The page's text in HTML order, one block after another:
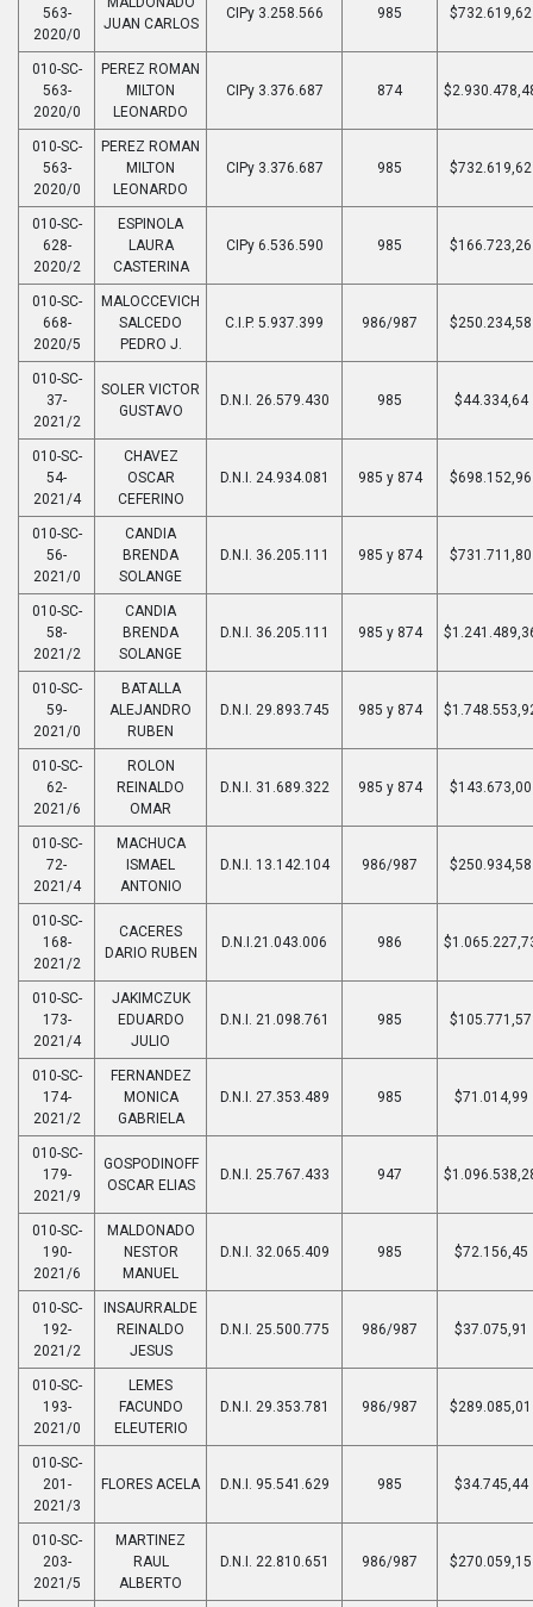
563-
2020/0
JUAN CARLOS
CIPy 3.258.566 985 $732.619,62
010-SC-
563-
2020/0
PEREZ ROMAN
MILTON
LEONARDO
CIPy 3.376.687 874
010-SC-
563-
2020/0
PEREZ ROMAN
MILTON
LEONARDO
CIPy 3.376.687 985 $732.619,62
010-SC-
628-
2020/2
ESPINOLA
LAURA
CASTERINA
CIPy 6.536.590 985 $166.723,26
010-SC-
668-
2020/5
MALOCCEVICH
SALCEDO
PEDRO J.
C.I.P. 5.937.399 986/987 $250.234,58
010-SC-
37-
2021/2
SOLER VICTOR
GUSTAVO
D.N.I. 26.579.430 985 $44.334,64
010-SC-
54-
2021/4
CHAVEZ
OSCAR
CEFERINO
D.N.I. 24.934.081 985 y 874 $698.152,96
010-SC-
56-
2021/0
CANDIA
BRENDA
SOLANGE
D.N.I. 36.205.111 985 y 874 $731.711,80
010-SC-
58-
2021/2
CANDIA
BRENDA
SOLANGE
D.N.I. 36.205.111 985 y 874
010-SC-
59-
2021/0
BATALLA
ALEJANDRO
RUBEN
D.N.I. 29.893.745 985 y 874
010-SC-
62-
2021/6
ROLON
REINALDO
OMAR
D.N.I. 31.689.322 985 y 874 $143.673,00
010-SC-
72-
2021/4
MACHUCA
ISMAEL
ANTONIO
D.N.I. 13.142.104 986/987 $250.934,58
010-SC-
168-
2021/2
CACERES
DARIO RUBEN
D.N.I.21.043.006 986
010-SC-
173-
2021/4
JAKIMCZUK
EDUARDO
JULIO
D.N.I. 21.098.761 985 $105.771,57
010-SC-
174-
2021/2
FERNANDEZ
MONICA
GABRIELA
D.N.I. 27.353.489 985 $71.014,99
010-SC-
179-
2021/9
GOSPODINOFF
OSCAR ELIAS
D.N.I. 25.767.433 947
010-SC-
190-
2021/6
MALDONADO
NESTOR
MANUEL
D.N.I. 32.065.409 985 $72.156,45
010-SC-
192-
2021/2
INSAURRALDE
REINALDO
JESUS
D.N.I. 25.500.775 986/987 $37.075,91
010-SC-
193-
2021/0
LEMES
FACUNDO
ELEUTERIO
D.N.I. 29.353.781 986/987 $289.085,01
010-SC-
201-
2021/3
FLORES ACELA D.N.I. 95.541.629 985 $34.745,44
010-SC-
203-
2021/5
MARTINEZ
RAUL
ALBERTO
D.N.I. 22.810.651 986/987 $270.059,15